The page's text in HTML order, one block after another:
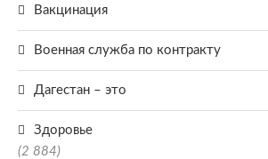
Вакцинация
Военная служба по контракту
Дагестан – это
Здоровье
(2 884)